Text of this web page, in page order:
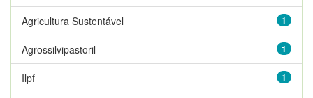
1
Agricultura Sustentável
1
Agrossilvipastoril
1
Ilpf